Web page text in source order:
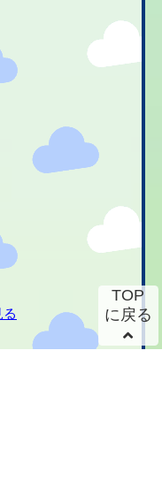
TOP
に戻る